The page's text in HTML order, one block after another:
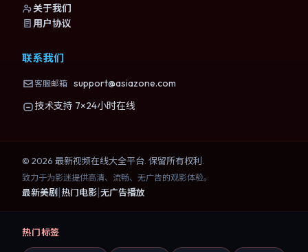
关于我们
用户协议
联系我们
客服邮箱 support@asiazone.com
技术支持 7×24小时在线
© 2026 最新视频在线大全平台. 保留所有权利.
致力于为影迷提供高清、流畅、无广告的观影体验。
最新美剧 |热门电影|无广告播放
热门标签